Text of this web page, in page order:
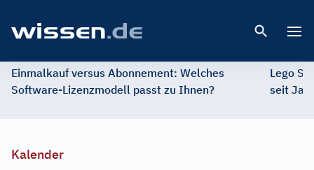
Einmalkauf versus Abonnement: Welches
Software-Lizenzmodell passt zu Ihnen?
Lego
seit
Kalender